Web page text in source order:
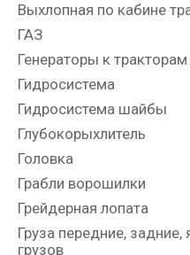
Выхлопная по кабине
ГАЗ
Генераторы к тракторам
Гидросистема
Гидросистема шайбы
Глубокорыхлитель
Головка
Грабли ворошилки
Грейдерная лопата
Груза передние,
грузов